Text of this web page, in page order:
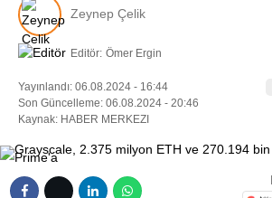
Zeynep Çelik
Editör: Ömer Ergin
Yayınlandı: 06.08.2024 - 16:44
Son Güncelleme: 06.08.2024 - 20:46
Kaynak: HABER MERKEZI